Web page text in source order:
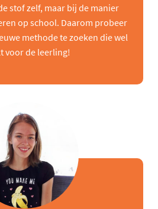
stof zelf, maar bij de manier
op school. Daarom probeer
methode te zoeken die wel
voor de leerling!